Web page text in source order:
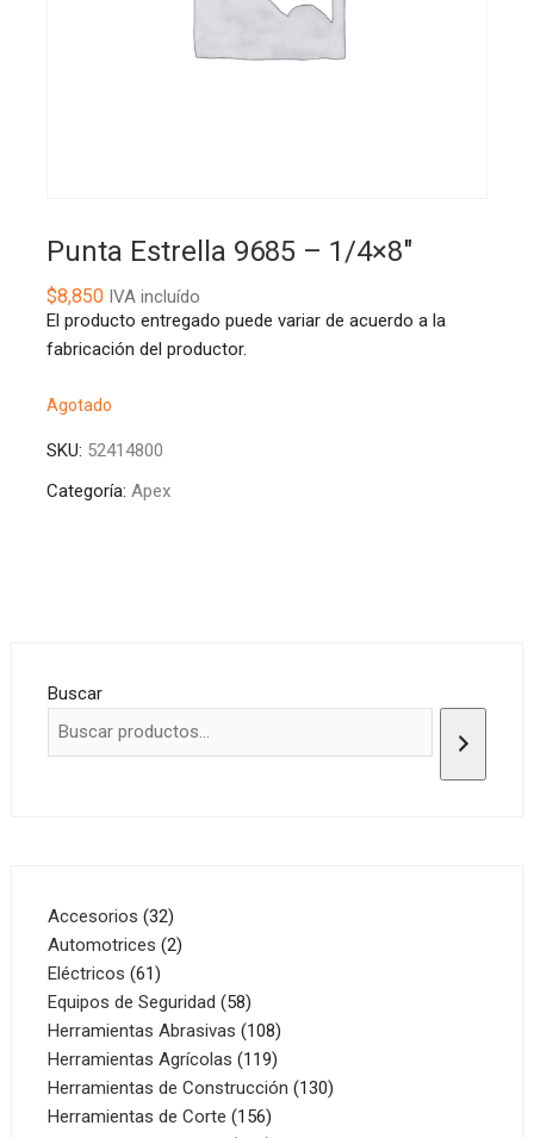
Punta Estrella 9685 – 1/4×8″
$8,850IVA incluído
El producto entregado puede variar de acuerdo a la
fabricación del productor.
Agotado
SKU: 52414800
Categoría: Apex
Buscar
Accesorios 3232
productos
Automotrices 22
Eléctricos 6161
productos
Equipos de Seguridad 5858
productos
Herramientas Abrasivas 108108
productos
Herramientas Agrícolas 119119
productos
Herramientas de Construcción 130130
Herramientas de Corte 156156